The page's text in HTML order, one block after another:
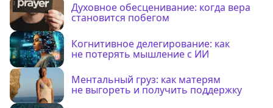
Духовное обесценивание: когда вера
становится побегом
Когнитивное делегирование: как
не потерять мышление с ИИ
Ментальный груз: как матерям
не выгореть и получить поддержку